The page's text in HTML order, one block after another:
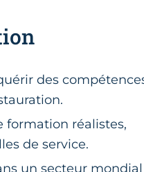
des
formation réalistes,
de service.
un secteur